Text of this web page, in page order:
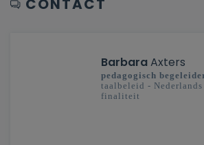
CONTACT
BarbaraAxters
pedagogisch
taalbeleid -
finaliteit